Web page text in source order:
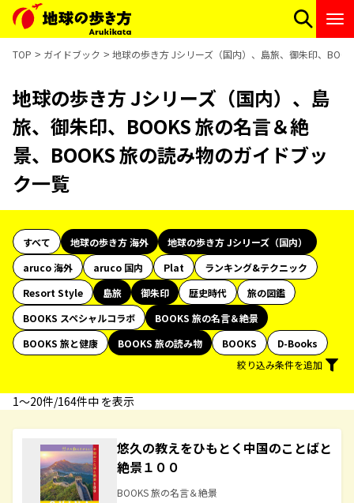
TOP ガイドブック 地球の歩き方 Jシリーズ（国内）、島旅、御朱印、
地球の歩き方 Jシリーズ（国内）、島
旅、御朱印、BOOKS 旅の名言＆絶
景、BOOKS 旅の読み物のガイドブッ
ク一覧
すべて 地球の歩き方 海外
地球の歩き方 Jシリーズ（国内）
aruco 海外
aruco 国内 Plat
ランキング&テクニック
Resort Style
島旅 御朱印 歴史時代
旅の図鑑
BOOKS スペシャルコラボ
BOOKS 旅の名言＆絶景
BOOKS 旅と健康
BOOKS 旅の読み物 BOOKS
D-Books
絞り込み条件を追加
1〜20件/164件中 を表示
悠久の教えをひもとく中国のことばと
絶景１００
BOOKS 旅の名言＆絶景